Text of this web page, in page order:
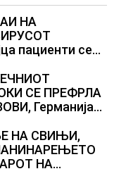
НА
пациенти се
СЕ ПРЕФРЛА
Германија
и во недела
НА СВИЊИ,
НА